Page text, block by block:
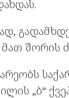
მათ შორის
„ბ“